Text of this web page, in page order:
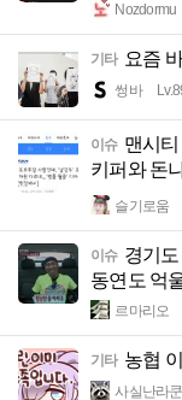
Nozdormu
기타 요즘
썽바
이슈 맨시
키퍼와 돈
슬기로움
이슈 경기
동연도 억
르마리오
기타 농협
사실난라쿤